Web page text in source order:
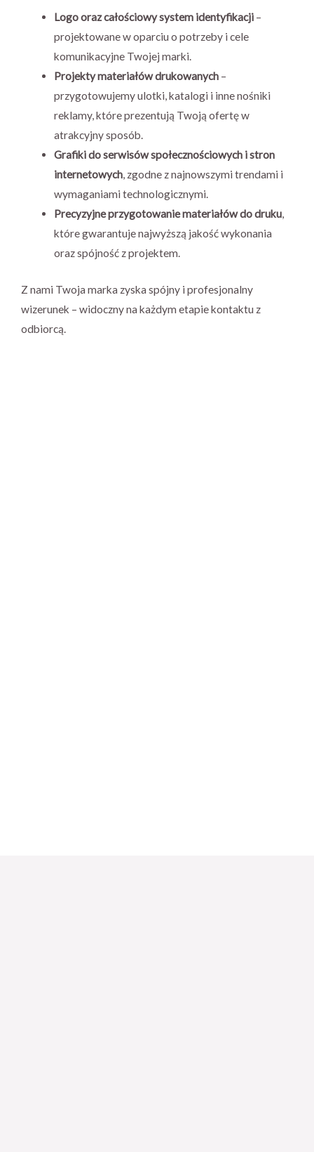
Logo oraz całościowy system identyfikacji–
projektowane w oparciu o potrzeby i cele
komunikacyjne Twojej marki.
Projekty materiałów drukowanych–
przygotowujemy ulotki, katalogi i inne nośniki
reklamy, które prezentują Twoją ofertę w
atrakcyjny sposób.
Grafiki do serwisów społecznościowych i stron
internetowych, zgodne z najnowszymi trendami i
wymaganiami technologicznymi.
Precyzyjne przygotowanie materiałów do druku,
które gwarantuje najwyższą jakość wykonania
oraz spójność z projektem.
Z nami Twoja marka zyska spójny i profesjonalny
wizerunek – widoczny na każdym etapie kontaktu z
odbiorcą.